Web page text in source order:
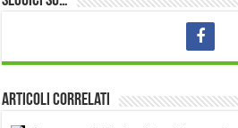
Articoli correlati